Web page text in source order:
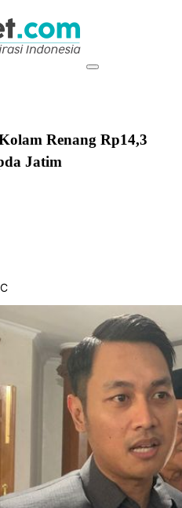
Renang Rp14,3
Jatim